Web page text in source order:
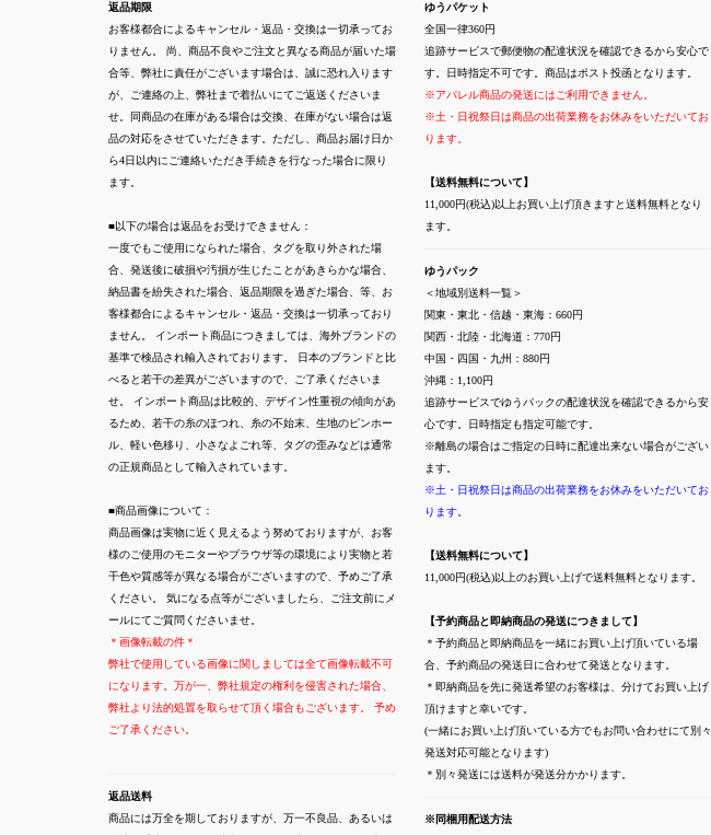
返品期限
お客様都合によるキャンセル・返品・交換は一切承ってお
りません。 尚、商品不良やご注文と異なる商品が届いた場
合等、弊社に責任がございます場合は、誠に恐れ入ります
が、ご連絡の上、弊社まで着払いにてご返送くださいま
せ。同商品の在庫がある場合は交換、在庫がない場合は返
品の対応をさせていただきます。ただし、商品お届け日か
ら4日以内にご連絡いただき手続きを行なった場合に限り
ます。
■以下の場合は返品をお受けできません：
一度でもご使用になられた場合、タグを取り外された場
合、発送後に破損や汚損が生じたことがあきらかな場合、
納品書を紛失された場合、返品期限を過ぎた場合、等、お
客様都合によるキャンセル・返品・交換は一切承っており
ません。 インポート商品につきましては、海外ブランドの
基準で検品され輸入されております。 日本のブランドと比
べると若干の差異がございますので、ご了承くださいま
せ。 インポート商品は比較的、デザイン性重視の傾向があ
るため、若干の糸のほつれ、糸の不始末、生地のピンホー
ル、軽い色移り、小さなよごれ等、タグの歪みなどは通常
の正規商品として輸入されています。
■商品画像について：
商品画像は実物に近く見えるよう努めておりますが、お客
様のご使用のモニターやブラウザ等の環境により実物と若
干色や質感等が異なる場合がございますので、予めご了承
ください。 気になる点等がございましたら、ご注文前にメ
ールにてご質問くださいませ。
＊画像転載の件＊
弊社で使用している画像に関しましては全て画像転載不可
になります。万が一、弊社規定の権利を侵害された場合、
弊社より法的処置を取らせて頂く場合もございます。 予め
ご了承ください。
返品送料
商品には万全を期しておりますが、万一不良品、あるいは
ゆうパケット
全国一律360円
追跡サービスで郵便物の配達状況を確認できるから安心で
す。日時指定不可です。商品はポスト投函となります。
※アパレル商品の発送にはご利用できません。
※土・日祝祭日は商品の出荷業務をお休みをいただいてお
ります。
【送料無料について】
11,000円(税込)以上お買い上げ頂きますと送料無料となり
ます。
ゆうパック
＜地域別送料一覧＞
関東・東北・信越・東海：660円
関西・北陸・北海道：770円
中国・四国・九州：880円
沖縄：1,100円
追跡サービスでゆうパックの配達状況を確認できるから安
心です。日時指定も指定可能です。
※離島の場合はご指定の日時に配達出来ない場合がござい
ます。
※土・日祝祭日は商品の出荷業務をお休みをいただいてお
ります。
【送料無料について】
11,000円(税込)以上のお買い上げで送料無料となります。
【予約商品と即納商品の発送につきまして】
＊予約商品と即納商品を一緒にお買い上げ頂いている場
合、予約商品の発送日に合わせて発送となります。
＊即納商品を先に発送希望のお客様は、分けてお買い上げ
頂けますと幸いです。
(一緒にお買い上げ頂いている方でもお問い合わせにて別々
発送対応可能となります)
＊別々発送には送料が発送分かかります。
※同梱用配送方法